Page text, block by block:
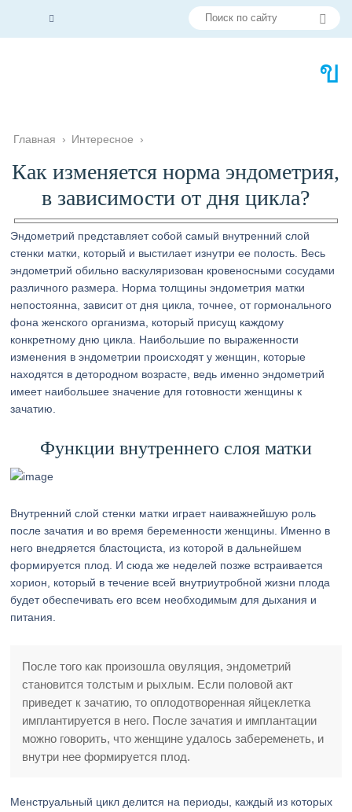
Главная › Интересное ›
Как изменяется норма эндометрия,
в зависимости от дня цикла?
Эндометрий представляет собой самый внутренний слой
стенки матки, который и выстилает изнутри ее полость. Весь
эндометрий обильно васкуляризован кровеносными сосудами
различного размера. Норма толщины эндометрия матки
непостоянна, зависит от дня цикла, точнее, от гормонального
фона женского организма, который присущ каждому
конкретному дню цикла. Наибольшие по выраженности
изменения в эндометрии происходят у женщин, которые
находятся в детородном возрасте, ведь именно эндометрий
имеет наибольшее значение для готовности женщины к
зачатию.
Функции внутреннего слоя матки
Внутренний слой стенки матки играет наиважнейшую роль
после зачатия и во время беременности женщины. Именно в
него внедряется бластоциста, из которой в дальнейшем
формируется плод. И сюда же неделей позже встраивается
хорион, который в течение всей внутриутробной жизни плода
будет обеспечивать его всем необходимым для дыхания и
питания.
После того как произошла овуляция, эндометрий
становится толстым и рыхлым. Если половой акт
приведет к зачатию, то оплодотворенная яйцеклетка
имплантируется в него. После зачатия и имплантации
можно говорить, что женщине удалось забеременеть, и
внутри нее формируется плод.
Менструальный цикл делится на периоды, каждый из которых